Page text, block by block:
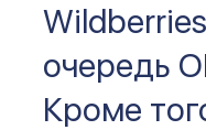
очередь
Кроме